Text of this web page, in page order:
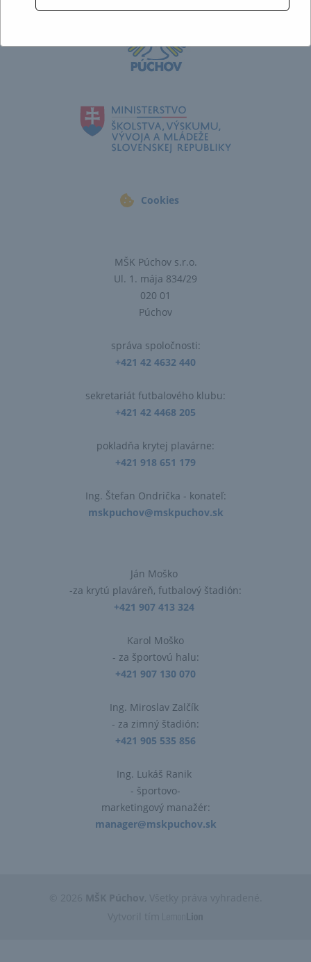
Cookies
MŠK Púchov s.r.o.
Ul. 1. mája 834/29
020 01
Púchov
správa spoločnosti:
+421 42 4632 440
sekretariát futbalového klubu:
+421 42 4468 205
pokladňa krytej plavárne:
+421 918 651 179
Ing. Štefan Ondrička​ - konateľ:
mskpuchov@mskpuchov.sk
Ján Moško
-za krytú plaváreň, futbalový štadión:
+421 907 413 324
Karol Moško
- za športovú halu:
+421 907 130 070
Ing. Miroslav Zalčík
- za zimný štadión:
+421 905 535 856
Ing. Lukáš Ranik
- športovo-
marketingový manažér:
manager@mskpuchov.sk